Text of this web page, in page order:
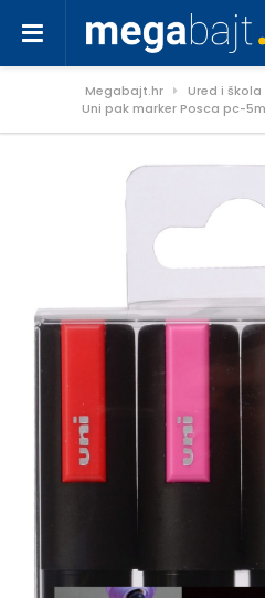
Megabajt.hr Ured i škola
Uni pak marker Posca pc-